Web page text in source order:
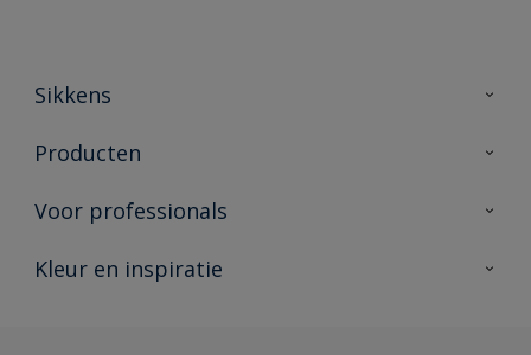
Sikkens
Over Sikkens
Duurzaamheid
Producten
Producten voor binnen
Vind je verkooppunt
Voor professionals
Advies & service
Kleur en inspiratie